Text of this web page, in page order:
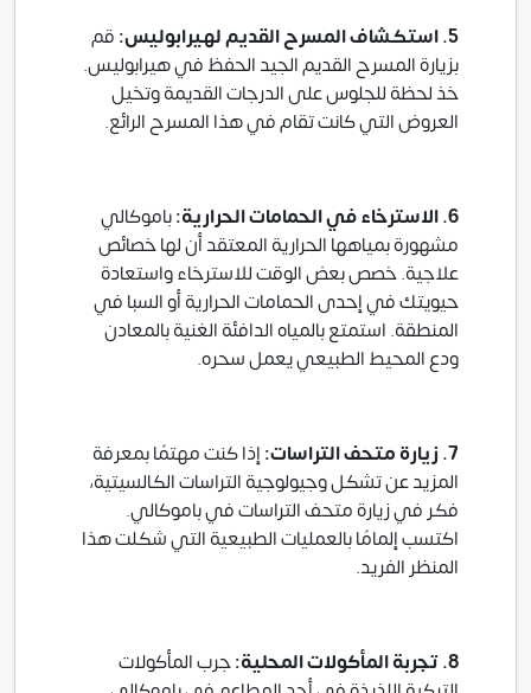
5. استكشاف المسرح القديم لهيرابوليس:
قم
بزيارة المسرح القديم الجيد الحفظ في هيرابوليس.
خذ لحظة للجلوس على الدرجات القديمة وتخيل
العروض التي كانت تقام في هذا المسرح الرائع.
6. الاسترخاء في الحمامات الحرارية:
باموكالي
مشهورة بمياهها الحرارية المعتقد أن لها خصائص
علاجية. خصص بعض الوقت للاسترخاء واستعادة
حيويتك في إحدى الحمامات الحرارية أو السبا في
المنطقة. استمتع بالمياه الدافئة الغنية بالمعادن
ودع المحيط الطبيعي يعمل سحره.
7. زيارة متحف التراسات:
إذا كنت مهتمًا بمعرفة
المزيد عن تشكل وجيولوجية التراسات الكالسيتية،
فكر في زيارة متحف التراسات في باموكالي.
اكتسب إلمامًا بالعمليات الطبيعية التي شكلت هذا
المنظر الفريد.
8. تجربة المأكولات المحلية:
جرب المأكولات